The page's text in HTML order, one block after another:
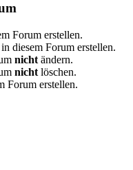
Forum erstellen.
diesem Forum erstellen.
nicht ändern.
nicht löschen.
Forum erstellen.